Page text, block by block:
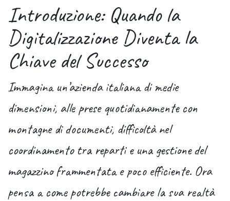
Introduzione: Quando la
Digitalizzazione Diventa la
Chiave del Successo
Immagina un’azienda italiana di medie
dimensioni, alle prese quotidianamente con
montagne di documenti, difficoltà nel
coordinamento tra reparti e una gestione del
magazzino frammentata e poco efficiente. Ora
pensa a come potrebbe cambiare la sua realtà